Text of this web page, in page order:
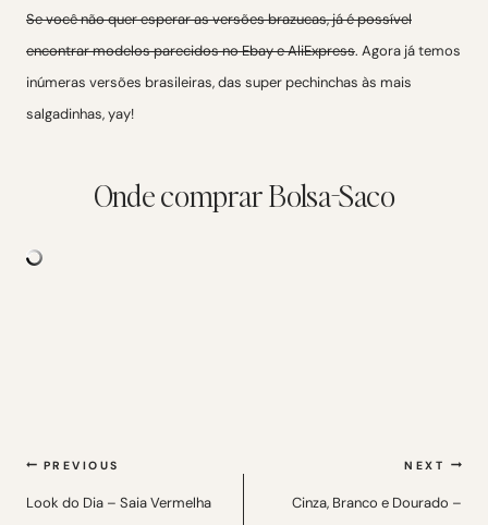
Se você não quer esperar as versões brazucas, já é possível
encontrar modelos parecidos no Ebay e AliExpress. Agora já temos
inúmeras versões brasileiras, das super pechinchas às mais
salgadinhas, yay!
Onde comprar Bolsa-Saco
Navegação
de
PREVIOUS
Look do Dia – Saia Vermelha
NEXT
Cinza, Branco e Dourado –